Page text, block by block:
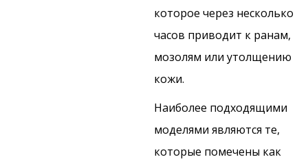
которое через несколько
часов приводит к ранам,
мозолям или утолщению
кожи.
Наиболее подходящими
моделями являются те,
которые помечены как